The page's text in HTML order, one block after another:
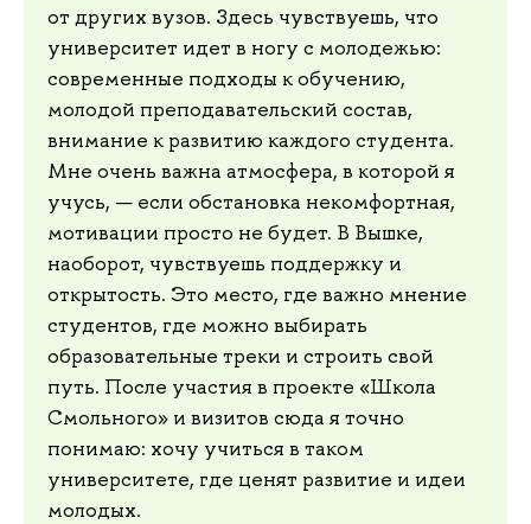
от других вузов. Здесь чувствуешь, что
университет идет в ногу с молодежью:
современные подходы к обучению,
молодой преподавательский состав,
внимание к развитию каждого студента.
Мне очень важна атмосфера, в которой я
учусь, — если обстановка некомфортная,
мотивации просто не будет. В Вышке,
наоборот, чувствуешь поддержку и
открытость. Это место, где важно мнение
студентов, где можно выбирать
образовательные треки и строить свой
путь. После участия в проекте «Школа
Смольного» и визитов сюда я точно
понимаю: хочу учиться в таком
университете, где ценят развитие и идеи
молодых.